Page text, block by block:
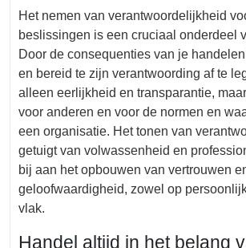
Het nemen van verantwoordelijkheid
beslissingen is een cruciaal onderdeel
Door de consequenties van je
en bereid te zijn verantwoording af te
alleen eerlijkheid en transparantie,
voor anderen en voor de normen en
een organisatie. Het tonen van
getuigt van volwassenheid en
bij aan het opbouwen van vertrouwen
geloofwaardigheid, zowel op
vlak.
Handel altijd in het belang